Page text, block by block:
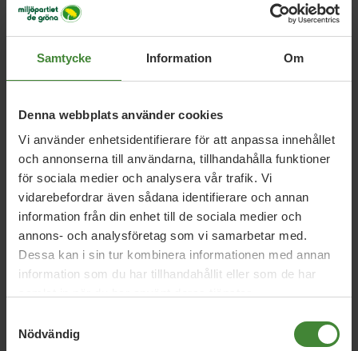
Samtycke Information Om
Denna webbplats använder cookies
Vi använder enhetsidentifierare för att anpassa innehållet
och annonserna till användarna, tillhandahålla funktioner
för sociala medier och analysera vår trafik. Vi
vidarebefordrar även sådana identifierare och annan
information från din enhet till de sociala medier och
annons- och analysföretag som vi samarbetar med.
Dessa kan i sin tur kombinera informationen med annan
information som du har tillhandahållit eller som de har
Nödvändig
Relaterade nyheter
Uppsala län, 13 juli 2026
Debatt: Sjukhusmaten kan stärka både
beredskap och lantbruk
Uppsala län, 18 juni 2026